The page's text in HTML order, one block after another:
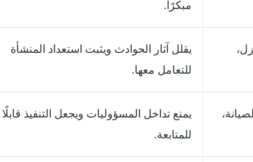
مبكرًا.
يقلل آثار الحوادث ويثبت استعداد المنشأة
للتعامل معها.
يمنع تداخل المسؤوليات ويجعل التنفيذ قابلًا
للمتابعة.